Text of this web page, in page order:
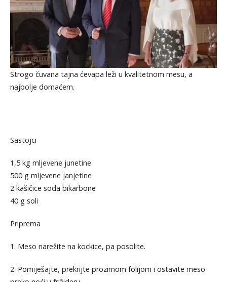
Strogo čuvana tajna ćevapa leži u kvalitetnom mesu, a
najbolje domaćem.
Sastojci
1,5 kg mljevene junetine
500 g mljevene janjetine
2 kašičice soda bikarbone
40 g soli
Priprema
1. Meso narežite na kockice, pa posolite.
2. Pomiješajte, prekrijte prozirnom folijom i ostavite meso